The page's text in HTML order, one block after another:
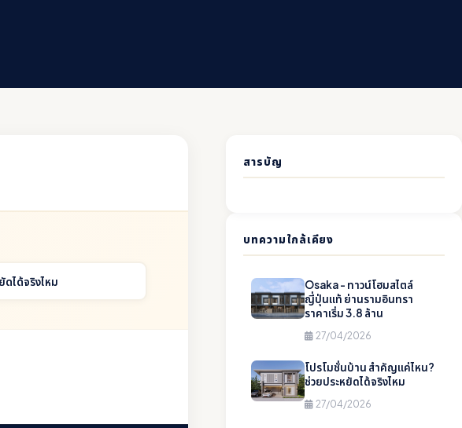
ได้จริงไหม
สารบัญ
บทความใกล้เคียง
Osaka - ทาวน์โฮมสไตล์
ญี่ปุ่นแท้ ย่านรามอินทรา
ราคาเริ่ม 3.8 ล้าน
27/04/2026
โปรโมชั่นบ้าน สำคัญแค่ไหน?
ช่วยประหยัดได้จริงไหม
27/04/2026